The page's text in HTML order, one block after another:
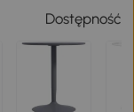
Dostępność